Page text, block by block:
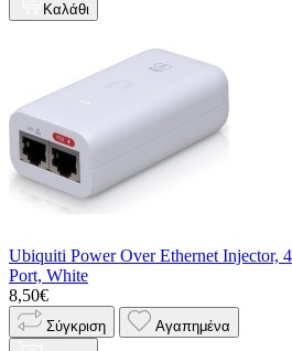
Καλάθι
Ubiquiti Power Over Ethernet Injector,
Port, White
8,50€
Σύγκριση Αγαπημένα